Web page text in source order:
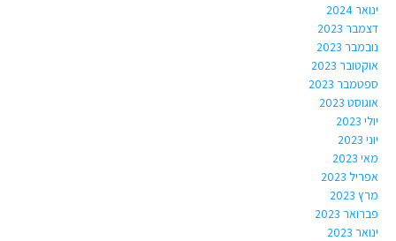
ינואר 2024
דצמבר 2023
נובמבר 2023
אוקטובר 2023
ספטמבר 2023
אוגוסט 2023
יולי 2023
יוני 2023
מאי 2023
אפריל 2023
מרץ 2023
פברואר 2023
ינואר 2023